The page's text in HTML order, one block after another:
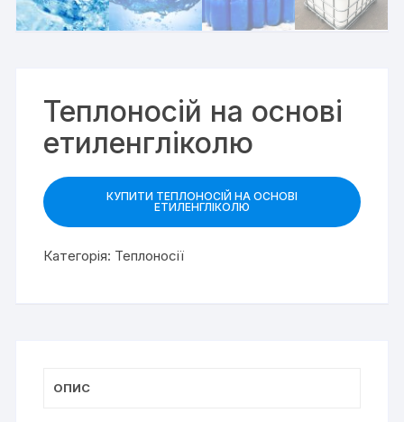
Теплоносій на основі
етиленгліколю
КУПИТИ ТЕПЛОНОСІЙ НА ОСНОВІ
ЕТИЛЕНГЛІКОЛЮ
Категорія: Теплоносії
ОПИС